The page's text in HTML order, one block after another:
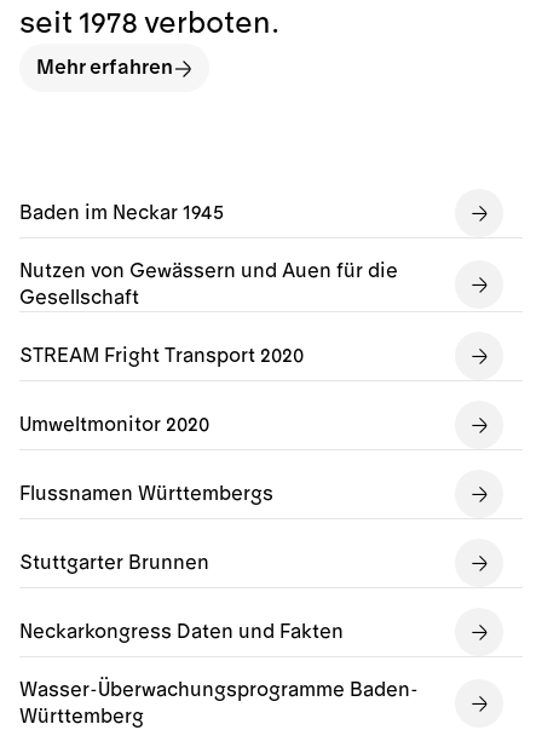
Baden im Neckar 1945
Nutzen von Gewässern und Auen für die
Gesellschaft
STREAM Fright Transport 2020
Umweltmonitor 2020
Flussnamen Württembergs
Stuttgarter Brunnen
Neckarkongress Daten und Fakten
Wasser-Überwachungsprogramme Baden-
Württemberg
seit 1978 verboten.
Mehr erfahren